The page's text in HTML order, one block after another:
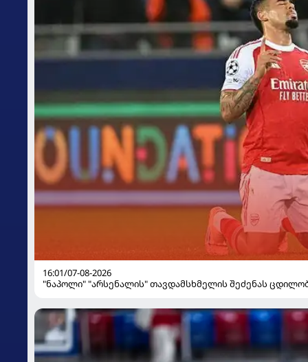
16:01/07-08-2026
"ნაპოლი" "არსენალის" თავდამსხმელის შეძენას